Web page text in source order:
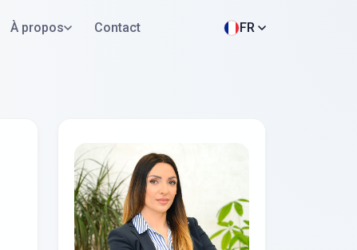
À propos Contact FR